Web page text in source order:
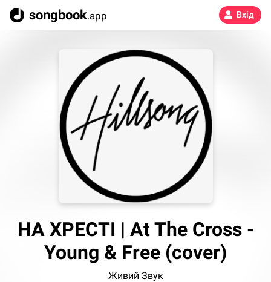
songbook.app Вхід
НА ХРЕСТІ | At The Cross -
Young & Free (cover)
Живий Звук